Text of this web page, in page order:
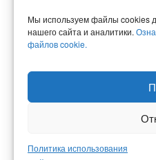
Мы используем файлы cookies
нашего сайта и аналитики.
файлов cookie.
Политика использования
© KeenVision, 2026 -
Signage, гостиничного и
Зеленоград, Георгиевский
Политика использования файлов